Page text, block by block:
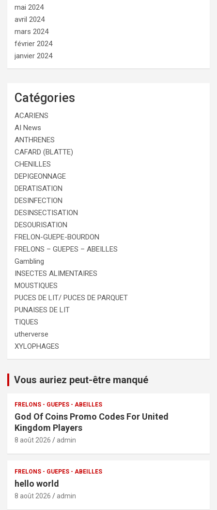
mai 2024
avril 2024
mars 2024
février 2024
janvier 2024
Catégories
ACARIENS
AI News
ANTHRENES
CAFARD (BLATTE)
CHENILLES
DEPIGEONNAGE
DERATISATION
DESINFECTION
DESINSECTISATION
DESOURISATION
FRELON-GUEPE-BOURDON
FRELONS – GUEPES – ABEILLES
Gambling
INSECTES ALIMENTAIRES
MOUSTIQUES
PUCES DE LIT/ PUCES DE PARQUET
PUNAISES DE LIT
TIQUES
utherverse
XYLOPHAGES
Vous auriez peut-être manqué
FRELONS - GUEPES - ABEILLES
God Of Coins Promo Codes For United
Kingdom Players
8 août 2026 admin
FRELONS - GUEPES - ABEILLES
hello world
8 août 2026 admin